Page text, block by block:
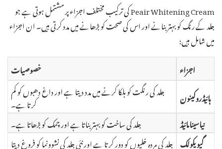
Peair Whitening Cream کی ترکیب مختلف اجزاء پر مشتمل ہوتی ہے جو
جلد کے رنگ کو بہتر بنانے اور اس کی صحت کو بڑھانے میں مدد کرتی ہیں۔ ان اجزاء
میں شامل ہیں:
اجزاء
خصوصیات
ہائیڈروکینون
جلد کی رنگت کو ہلکا کرنے میں مدد دیتا ہے اور داغ دھبوں کو کم
کرتا ہے۔
نیاسینامائیڈ
جلد کی ساخت کو بہتر بناتا ہے اور چمک کو بڑھاتا ہے۔
گیویکولک جلد کی مردہ خلیوں کو دور کرتا ہے اور نئی جلد کی نشوونما کو فروغ دیتا